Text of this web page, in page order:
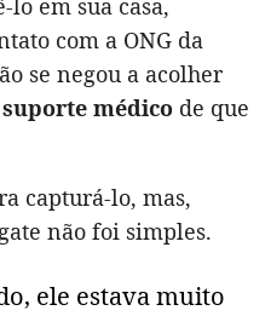
com a ONG da
se negou a acolher
suporte médico de que
capturá-lo, mas,
não foi simples.
ele estava muito